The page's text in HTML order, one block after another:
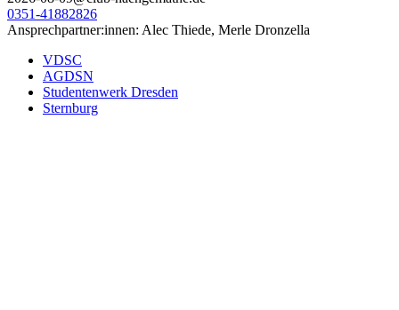
0351-41882826
Ansprechpartner:innen: Alec Thiede, Merle Dronzella
VDSC
AGDSN
Studentenwerk Dresden
Sternburg